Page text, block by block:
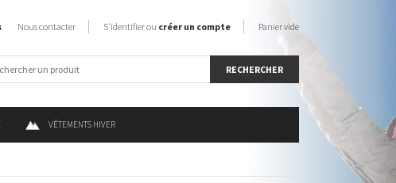
VÊTEMENTS HIVER
Nous contacter S'identifier ou créer un compte Panier vide